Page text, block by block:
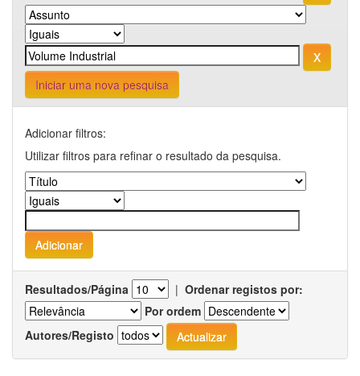
Iniciar uma nova pesquisa
Adicionar filtros:
Utilizar filtros para refinar o resultado da pesquisa.
Resultados/Página | Ordenar registos por:
Por ordem
Autores/Registo